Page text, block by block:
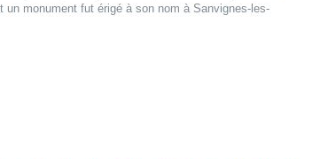
monument fut érigé à son nom à Sanvignes-les-